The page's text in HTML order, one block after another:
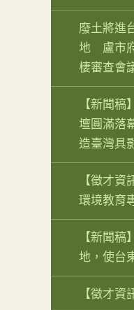
廢土將進
地 盧市
棲審查會
【新聞
壇圓滿落
造臺灣具
【徵才
環境教育
【新聞
地，使台
【徵才資